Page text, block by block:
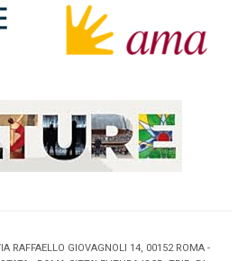
RAFFAELLO GIOVAGNOLI 14, 00152 ROMA -